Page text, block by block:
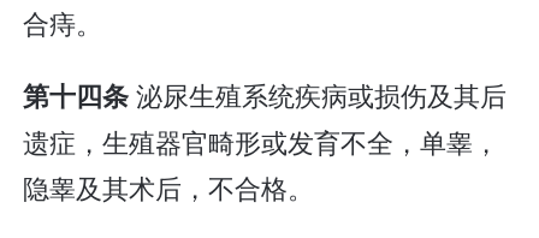
合痔。
第十四条泌尿生殖系统疾病或损伤及其后
遗症，生殖器官畸形或发育不全，单睾，
隐睾及其术后，不合格。